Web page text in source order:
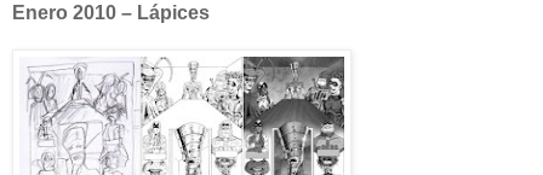
Enero 2010 – Lápices